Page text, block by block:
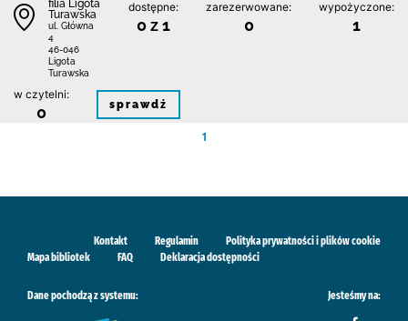
filia Ligota
Turawska
ul. Główna
4
46-046
Ligota
Turawska
dostępne:
0 z 1
zarezerwowane:
0
wypożyczone:
1
w czytelni:
0 sprawdź
1
Kontakt Regulamin
Polityka prywatności i plików cookie
Mapa bibliotek
FAQ Deklaracja dostępności
Dane pochodzą z systemu: Jesteśmy na: